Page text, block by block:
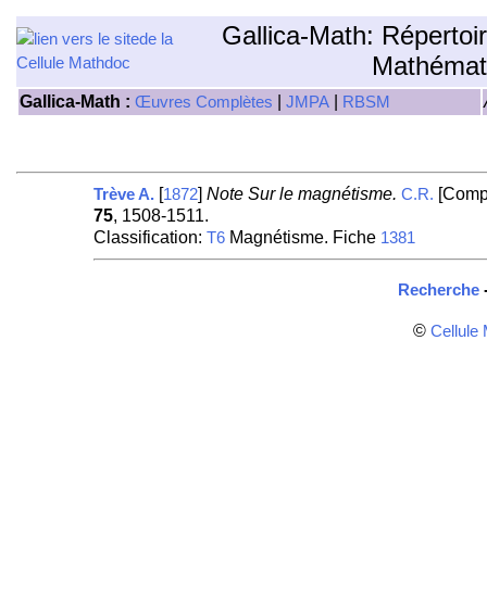
Gallica-Math:
Gallica-Math : Œuvres Complètes JMPA RBSM
Trève A. [1872]Note Sur le magnétisme. C.R.
75, 1508-1511.
Classification:T6 Magnétisme. Fiche 1381
Recherche
© Cellule